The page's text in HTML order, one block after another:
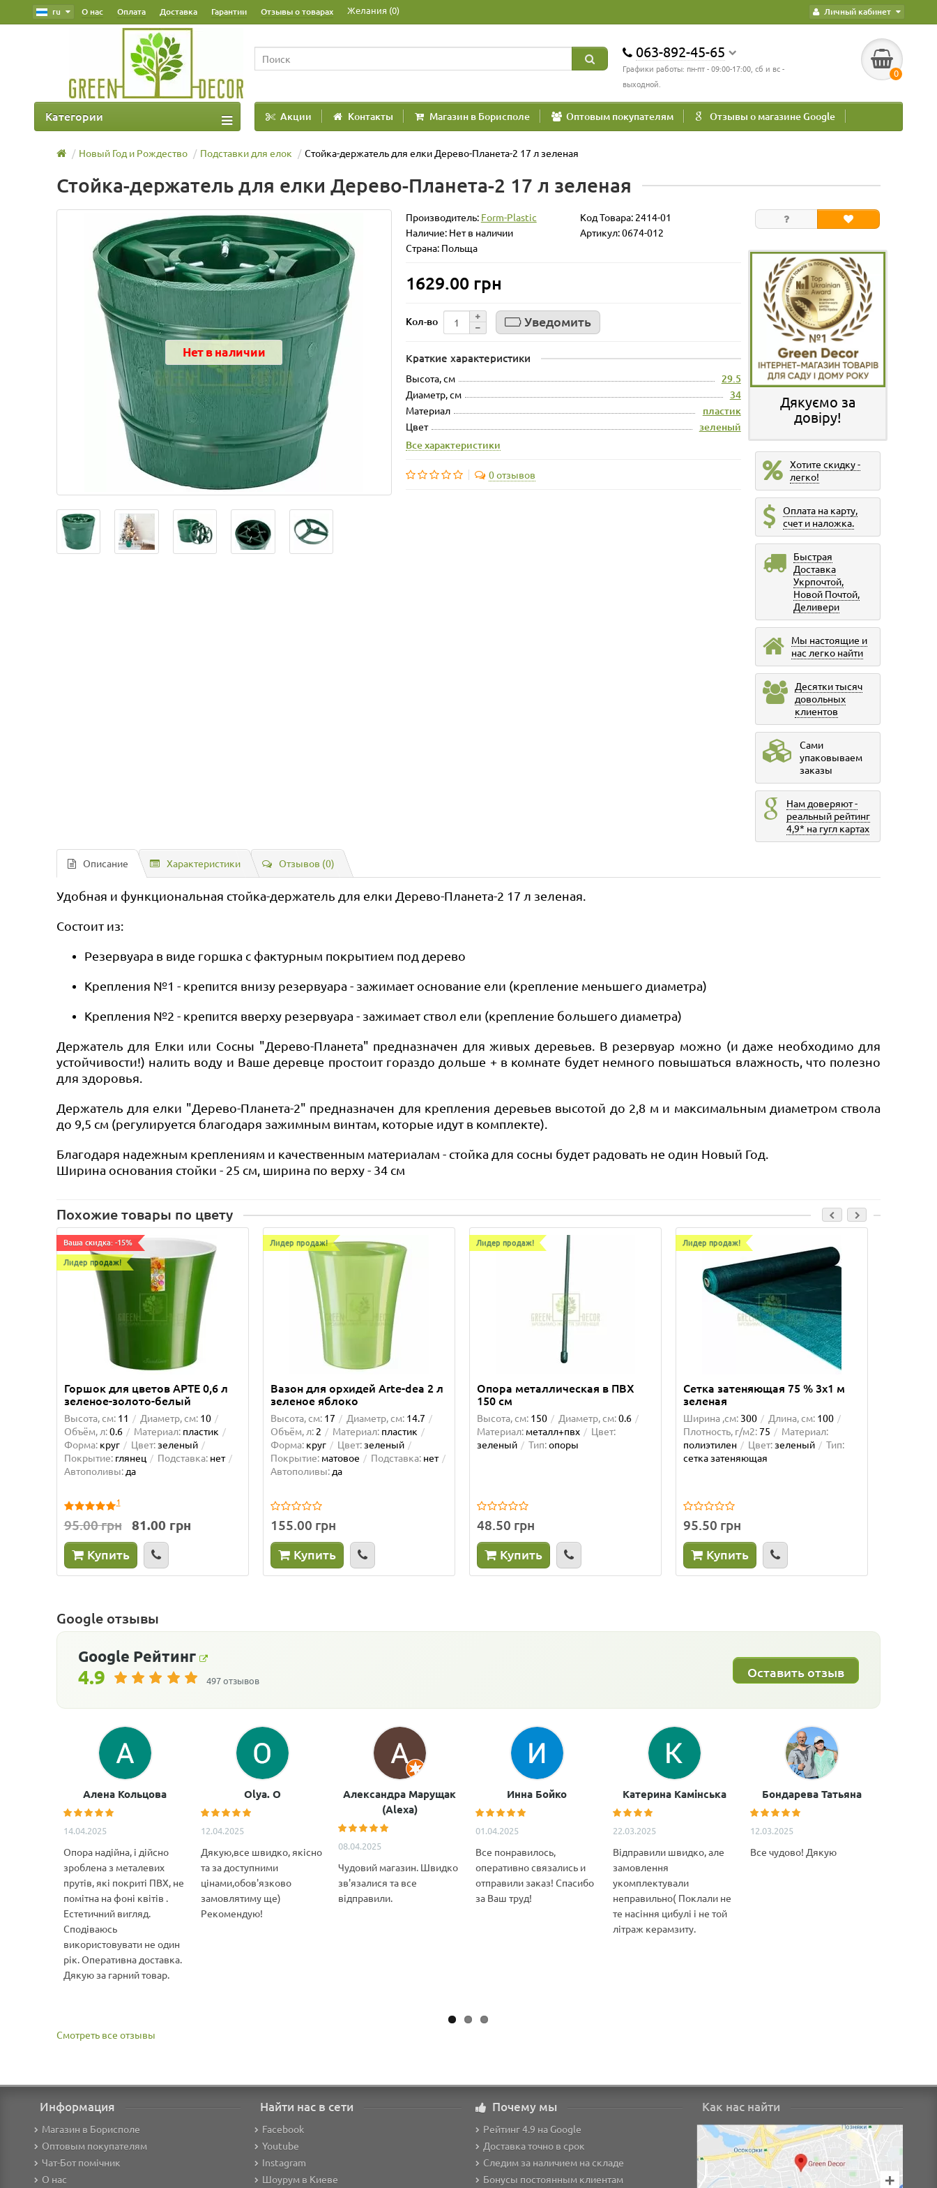
Личный кабинет
ru О нас Оплата Доставка Гарантии Отзывы о товарах Желания (0)
063-892-45-65
Графики работы: пн-пт - 09:00-17:00, сб и вс -
выходной.
0
Акции Контакты Магазин в Борисполе Оптовым покупателям Отзывы о магазине Google
Категории
Новый Год и Рождество Подставки для елок Стойка-держатель для елки Дерево-Планета-2 17 л зеленая
Стойка-держатель для елки Дерево-Планета-2 17 л зеленая
Нет в наличии
Производитель: Form-Plastic Код Товара: 2414-01
Наличие: Нет в наличии
Артикул: 0674-012
Страна: Польща
1629.00 грн
Кол-во Уведомить
Краткие характеристики
Высота, см 29.5
Диаметр, см 34
Материал пластик
Цвет
зеленый
Все характеристики
0 отзывов
Дякуємо за
довіру!
Хотите скидку -
легко!
Оплата на карту,
счет и наложка.
Быстрая
Доставка
Укрпочтой,
Новой Почтой,
Деливери
Мы настоящие и
нас легко найти
Десятки тысяч
довольных
клиентов
Сами
упаковываем
заказы
Нам доверяют -
реальный рейтинг
4,9* на гугл картах
Описание Характеристики Отзывов (0)
Удобная и функциональная стойка-держатель для елки Дерево-Планета-2 17 л зеленая.
Состоит из:
Резервуара в виде горшка с фактурным покрытием под дерево
Крепления №1 - крепится внизу резервуара - зажимает основание ели (крепление меньшего диаметра)
Крепления №2 - крепится вверху резервуара - зажимает ствол ели (крепление большего диаметра)
Держатель для Елки или Сосны "Дерево-Планета" предназначен для живых деревьев. В резервуар можно (и даже необходимо для
устойчивости!) налить воду и Ваше деревце простоит гораздо дольше + в комнате будет немного повышаться влажность, что полезно
для здоровья.
Держатель для елки "Дерево-Планета-2" предназначен для крепления деревьев высотой до 2,8 м и максимальным диаметром ствола
до 9,5 см (регулируется благодаря зажимным винтам, которые идут в комплекте).
Благодаря надежным креплениям и качественным материалам - стойка для сосны будет радовать не один Новый Год.
Ширина основания стойки - 25 см, ширина по верху - 34 см
Похожие товары по цвету
Ваша скидка: -15%
Лидер продаж!
Горшок для цветов АРТЕ 0,6 л
зеленое-золото-белый
Высота, см: 11 Диаметр, см: 10
Объём, л:0.6 Материал: пластик
Форма: круг Цвет:зеленый
Покрытие: глянец Подставка: нет
Автополивы: да
1
95.00 грн 81.00 грн
Купить
Лидер продаж!
Вазон для орхидей Arte-dea 2 л
зеленое яблоко
Высота, см: 17 Диаметр, см: 14.7
Объём, л: 2 Материал: пластик
Форма: круг Цвет:зеленый
Покрытие: матовое Подставка: нет
Автополивы: да
155.00 грн
Купить
Лидер продаж!
Опора металлическая в ПВХ
150 см
Высота, см: 150 Диаметр, см:0.6
Материал: металл+пвх
Цвет:
зеленый
Тип:опоры
48.50 грн
Купить
Лидер продаж!
Сетка затеняющая 75 % 3x1 м
зеленая
Ширина ,см: 300 Длина, см: 100
Плотность, г/м2:75
Материал:
полиэтилен
Цвет:зеленый
Тип:
сетка затеняющая
95.50 грн
Купить
Google отзывы
Google Рейтинг
4.9 497 отзывов
Оставить отзыв
Алена Кольцова
14.04.2025
Опора надійна, і дійсно
зроблена з металевих
прутів, які покриті ПВХ, не
помітна на фоні квітів .
Естетичний вигляд.
Сподіваюсь
використовувати не один
рік. Оперативна доставка.
Дякую за гарний товар.
Olya. O
12.04.2025
Дякую,все швидко, якісно
та за доступними
цінами,обов'язково
замовлятиму ще)
Рекомендую!
Александра Марущак
(Alexa)
08.04.2025
Чудовий магазин. Швидко
зв'язалися та все
відправили.
Инна Бойко
01.04.2025
Все понравилось,
оперативно связались и
отправили заказ! Спасибо
за Ваш труд!
Катерина Камінська
22.03.2025
Відправили швидко, але
замовлення
укомплектували
неправильно( Поклали не
те насіння цибулі і не той
літраж керамзиту.
Бондарева Татьяна
12.03.2025
Все чудово! Дякую
Смотреть все отзывы
Информация
Магазин в Борисполе
Оптовым покупателям
Чат-Бот помічник
О нас
Найти нас в сети
Facebook
Youtube
Instagram
Шоурум в Киеве
Почему мы
Рейтинг 4.9 на Google
Доставка точно в срок
Следим за наличием на складе
Бонусы постоянным клиентам
Как нас найти